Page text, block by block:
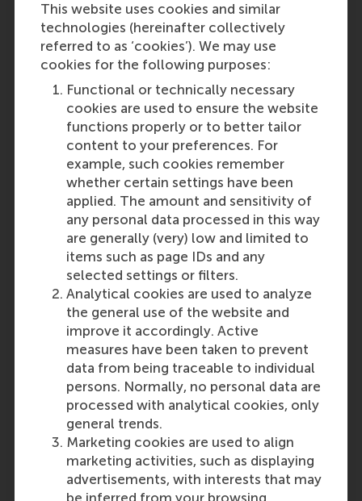
This website uses cookies and similar
technologies (hereinafter collectively
referred to as ‘cookies’). We may use
cookies for the following purposes:
Functional or technically necessary
cookies are used to ensure the website
functions properly or to better tailor
content to your preferences. For
example, such cookies remember
whether certain settings have been
applied. The amount and sensitivity of
any personal data processed in this way
are generally (very) low and limited to
items such as page IDs and any
selected settings or filters.
Analytical cookies are used to analyze
the general use of the website and
improve it accordingly. Active
measures have been taken to prevent
data from being traceable to individual
persons. Normally, no personal data are
processed with analytical cookies, only
general trends.
Marketing cookies are used to align
marketing activities, such as displaying
advertisements, with interests that may
(bijvoorbeeld als adviseur van de
directie) en groei je door in een
lijnfunctie, waarin je de
verantwoordelijkheid hebt over een
eigen afdeling. Maar ook als hoofd
P&O, organisatieadviseur, adviseur
vorming en opleiding binnen een
bedrijf, beleidsmedewerker, hoofd
van een gemeentelijke dienst,
economisch directeur van een
ziekenhuis of directeur van een
eigen bedrijf ben je als
bedrijfskundige op je plek.
Last update:
Thursday, 6 February 2020
Was this answer
helpful to you?
Yes
No
More options
Copy link: here